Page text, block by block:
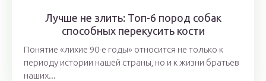
Лучше не злить: Топ-6 пород собак
способных перекусить кости
Понятие «лихие 90-е годы» относится не только к
периоду истории нашей страны, но и к жизни братьев
наших...